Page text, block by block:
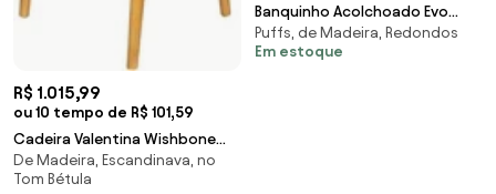
R$ 1.015,99
ou 10 tempo de R$ 101,59
Cadeira Valentina Wishbone
Palha Base Madeira Clara -
71486 Sun House
De Madeira, Escandinava, no
Tom Bétula
Banquinho Acolchoado Evo
Retangular Peach Veludo em
Várias Cores - Marrom
Puffs, de Madeira, Redondos
Em estoque